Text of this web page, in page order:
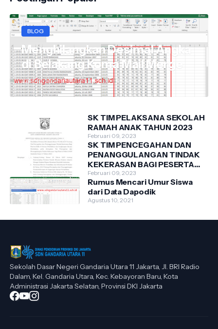
BLOG
Menghilangkan Desimal Angka
di Belakang Koma Mail Merge
April 10, 2021
SK TIM PELAKSANA SEKOLAH
RAMAH ANAK TAHUN 2023
Februari 09, 2023
SK TIM PENCEGAHAN DAN
PENANGGULANGAN TINDAK
KEKERASAN BAGI PESERTA
DIDIK DI SDN GANDARIA
UTARA 11 TAHUN 2023
Februari 09, 2023
Rumus Mencari Umur Siswa
dari Data Dapodik
Agustus 10, 2021
Sekolah Dasar Negeri Gandaria Utara 11 Jakarta, Jl. BRI Radio
Dalam, Kel. Gandaria Utara, Kec. Kebayoran Baru, Kota
Administrasi Jakarta Selatan, Provinsi DKI Jakarta